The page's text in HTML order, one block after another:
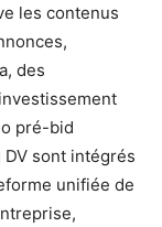
les contenus
des
pré-bid
sont intégrés
unifiée de